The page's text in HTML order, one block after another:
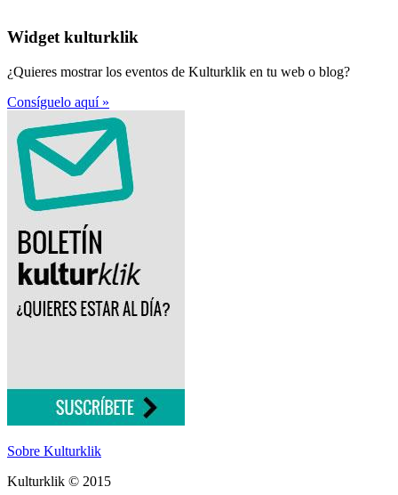
Widget kulturklik
¿Quieres mostrar los eventos de Kulturklik en tu web o blog?
Consíguelo aquí »
Sobre Kulturklik
Kulturklik © 2015